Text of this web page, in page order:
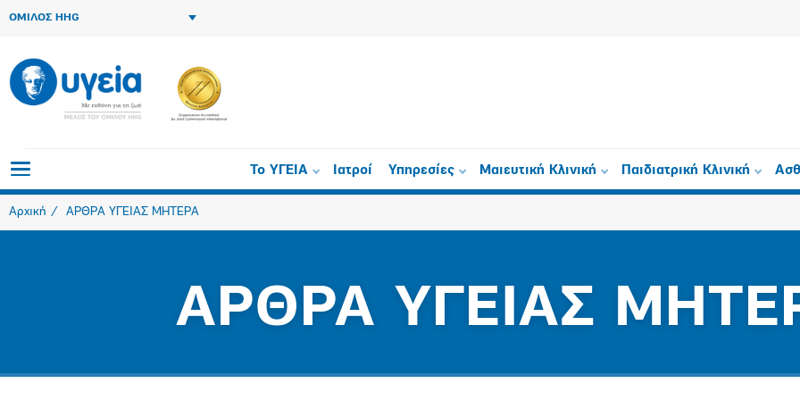
ΟΜΙΛΟΣ HHG
Το ΥΓΕΙΑ Ιατροί Υπηρεσίες Μαιευτική Κλινική Παιδιατρική Κλινική
Αρχική ΑΡΘΡΑ ΥΓΕΙΑΣ ΜΗΤΕΡΑ
ΑΡΘΡΑ ΥΓΕΙΑΣ